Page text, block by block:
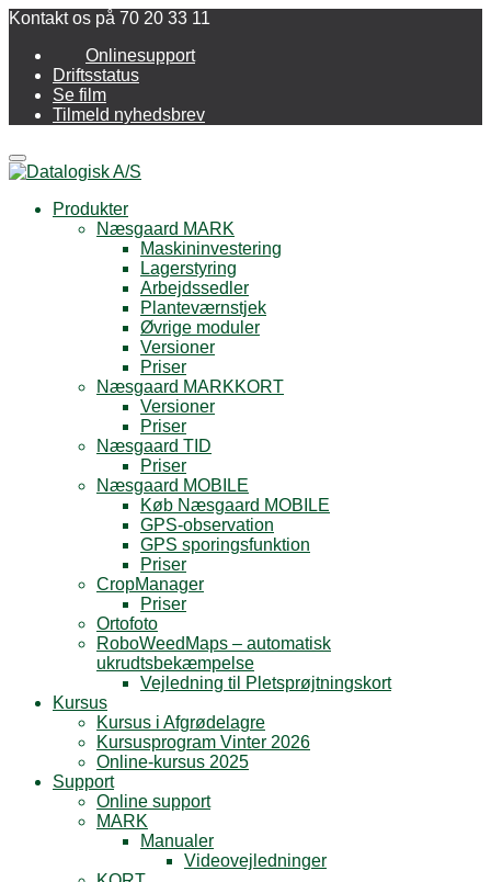
Kontakt os på 70 20 33 11
Onlinesupport
Driftsstatus
Se film
Tilmeld nyhedsbrev
Menu
Produkter
Næsgaard MARK
Maskininvestering
Lagerstyring
Arbejdssedler
Planteværnstjek
Øvrige moduler
Versioner
Priser
Næsgaard MARKKORT
Versioner
Priser
Næsgaard TID
Priser
Næsgaard MOBILE
Køb Næsgaard MOBILE
GPS-observation
GPS sporingsfunktion
Priser
CropManager
Priser
Ortofoto
RoboWeedMaps – automatisk
ukrudtsbekæmpelse
Vejledning til Pletsprøjtningskort
Kursus
Kursus i Afgrødelagre
Kursusprogram Vinter 2026
Online-kursus 2025
Support
Online support
MARK
Manualer
Videovejledninger